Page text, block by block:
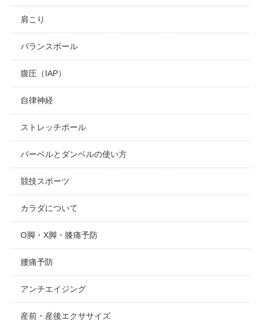
肩こり
バランスボール
腹圧（IAP）
自律神経
ストレッチポール
バーベルとダンベルの使い方
競技スポーツ
カラダについて
O脚・X脚・膝痛予防
腰痛予防
アンチエイジング
産前・産後エクササイズ